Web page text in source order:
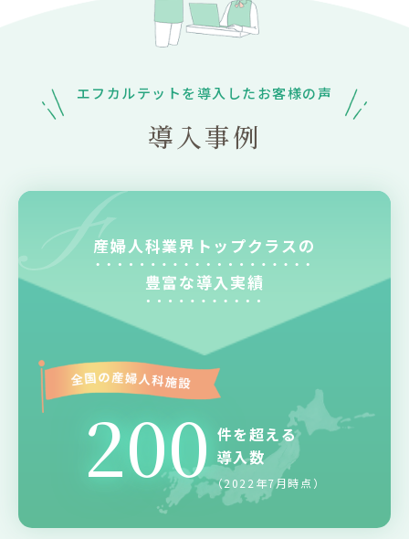
エフカルテットを導入したお客様の声
導入事例
産婦人科業界トップクラスの
豊富な導入実績
200 件を超える
導入数
（2022年7月時点）